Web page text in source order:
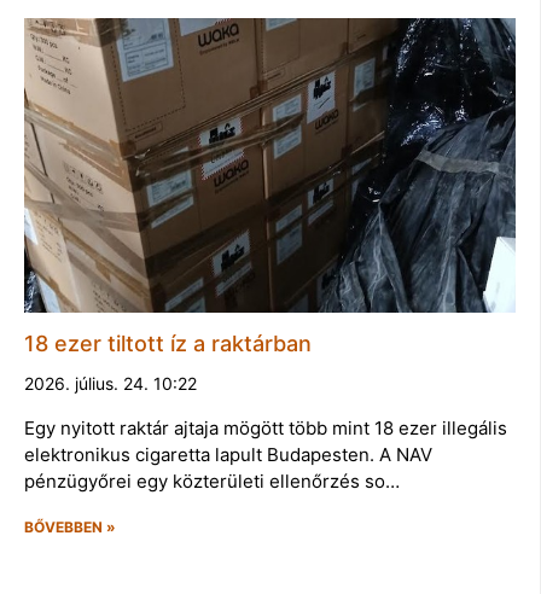
18 ezer tiltott íz a raktárban
2026. július. 24. 10:22
Egy nyitott raktár ajtaja mögött több mint 18 ezer illegális
elektronikus cigaretta lapult Budapesten. A NAV
pénzügyőrei egy közterületi ellenőrzés so…
BŐVEBBEN »